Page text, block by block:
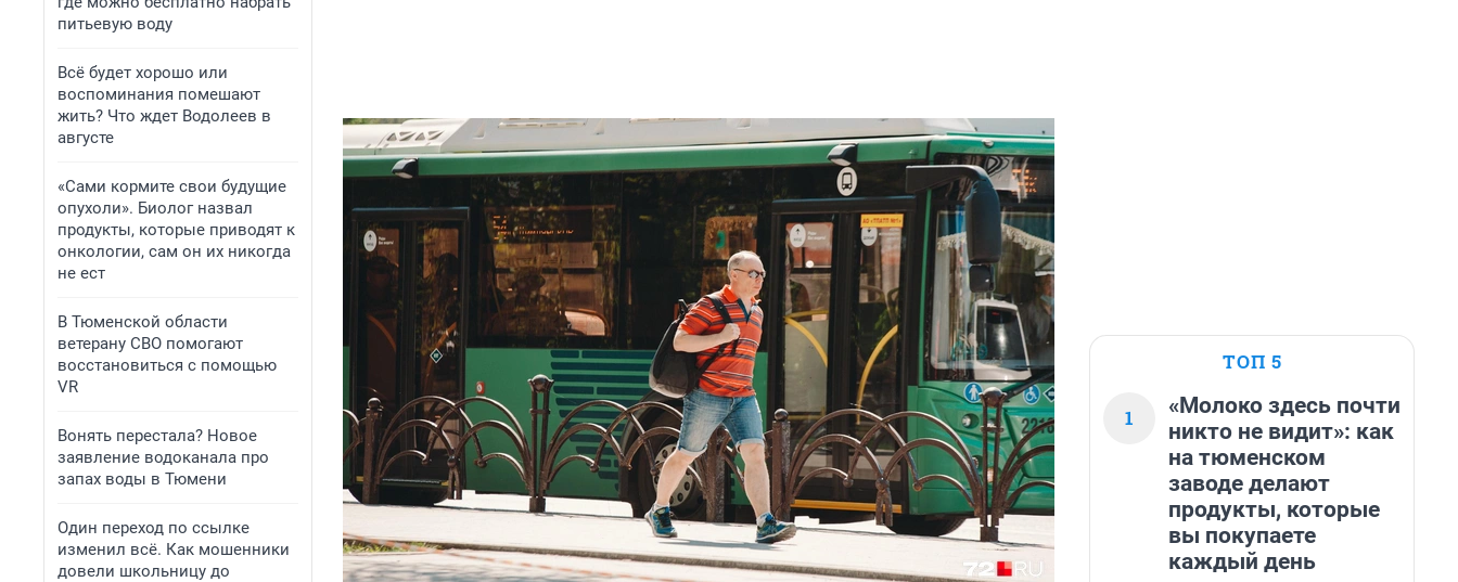
питьевую воду
Всё будет хорошо или
воспоминания помешают
жить? Что ждет Водолеев в
августе
«Сами кормите свои будущие
опухоли». Биолог назвал
продукты, которые приводят к
онкологии, сам он их никогда
не ест
В Тюменской области
ветерану СВО помогают
восстановиться с помощью
VR
Вонять перестала? Новое
заявление водоканала про
запах воды в Тюмени
Один переход по ссылке
изменил всё. Как мошенники
довели школьницу до
ТОП 5
1
«Молоко здесь почти
никто не видит»: как
на тюменском
заводе делают
продукты, которые
вы покупаете
каждый день